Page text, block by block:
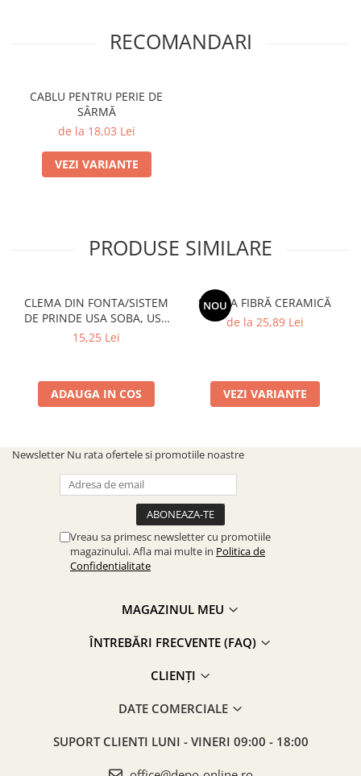
Unelte pentru grădinărit
TIMP LIBER IN NATURA
TRUSE SI ACCESORII PROFESIONALE
DE CURATARE HORN
UZ GOSPODĂRESC
ȘEMINEE ȘI ÎNCĂLZITOARE DE
RECOMANDARI
CABLU PENTRU PERIE DE
SÂRMĂ
de la 18,03 Lei
VEZI VARIANTE
PRODUSE SIMILARE
CLEMA DIN FONTA/SISTEM
DE PRINDE USA SOBA, USA
SEMINEU
15,25 Lei
ADAUGA IN COS
NOU
SALTEA FIBRĂ CERAMICĂ
de la 25,89 Lei
VEZI VARIANTE
Newsletter Nu rata ofertele si promotiile noastre
Vreau sa primesc newsletter cu promotiile
magazinului. Afla mai multe in Politica de
Confidentialitate
MAGAZINUL MEU
ÎNTREBĂRI FRECVENTE (FAQ)
CLIENȚI
DATE COMERCIALE
SUPORT CLIENTI LUNI - VINERI 09:00 - 18:00